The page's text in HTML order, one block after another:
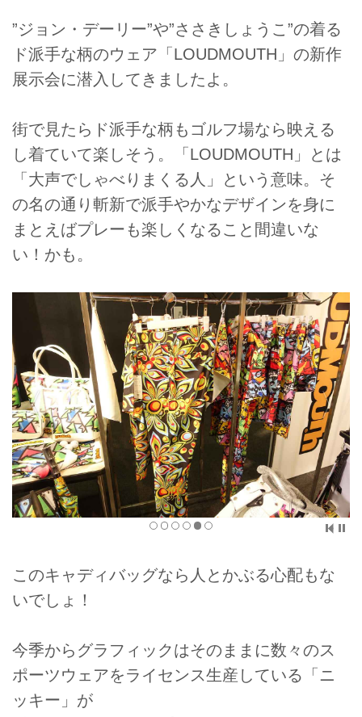
”ジョン・デーリー”や”ささきしょうこ”の着る
ド派手な柄のウェア「LOUDMOUTH」の新作
展示会に潜入してきましたよ。
街で見たらド派手な柄もゴルフ場なら映える
し着ていて楽しそう。「LOUDMOUTH」とは
「大声でしゃべりまくる人」という意味。そ
の名の通り斬新で派手やかなデザインを身に
まとえばプレーも楽しくなること間違いな
い！かも。
このキャディバッグなら人とかぶる心配もな
いでしょ！
今季からグラフィックはそのままに数々のス
ポーツウェアをライセンス生産している「ニ
ッキー」が